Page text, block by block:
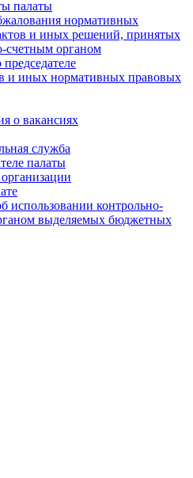
палаты
нормативных
и иных решений, принятых
счетным органом
и иных нормативных правовых
о вакансиях
служба
палаты
использовании контрольно-
выделяемых бюджетных